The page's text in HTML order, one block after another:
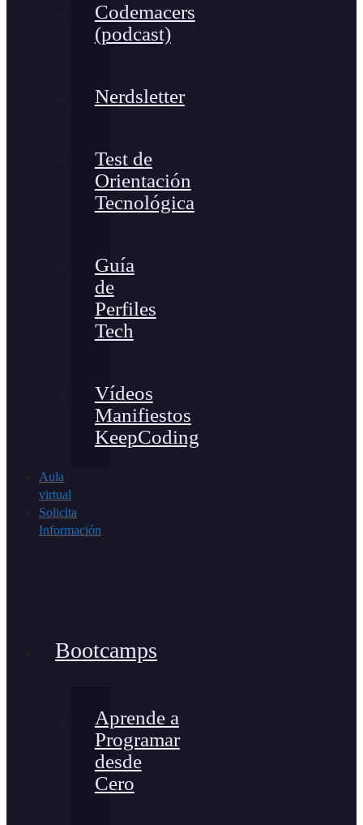
Codemacers
(podcast)
Nerdsletter
Test de
Orientación
Tecnológica
Guía
de
Perfiles
Tech
Vídeos
Manifiestos
KeepCoding
Aula
virtual
Solicita
Información
Bootcamps
Aprende a
Programar
desde
Cero